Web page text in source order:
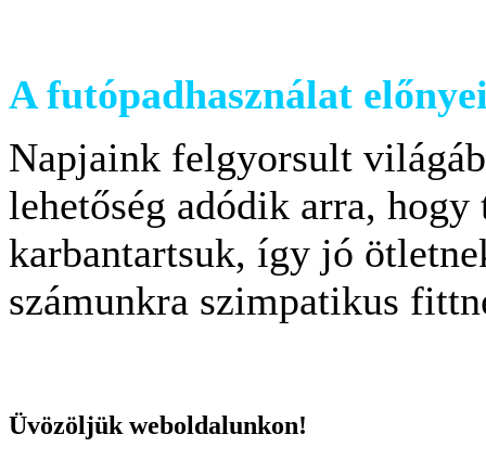
A futópadhasználat
Napjaink felgyorsult
lehetőség adódik arra, hogy
karbantartsuk, így jó
számunkra szimpatikus
Üvözöljük weboldalunkon!